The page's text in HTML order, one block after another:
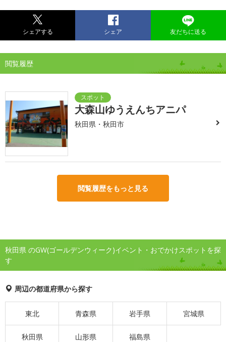
シェアする シェア 友だちに送る
閲覧履歴
大森山ゆうえんちアニパ
秋田県・秋田市
閲覧履歴をもっと見る
秋田県 のGW(ゴールデンウィーク)イベント・おでかけスポットを探
す
周辺の都道府県から探す
東北 青森県 岩手県 宮城県
秋田県 山形県 福島県